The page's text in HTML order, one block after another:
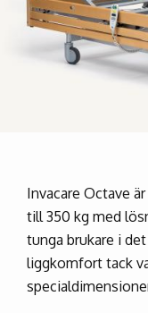
Invacare Octave
till 350 kg med
tunga brukare i
liggkomfort tack